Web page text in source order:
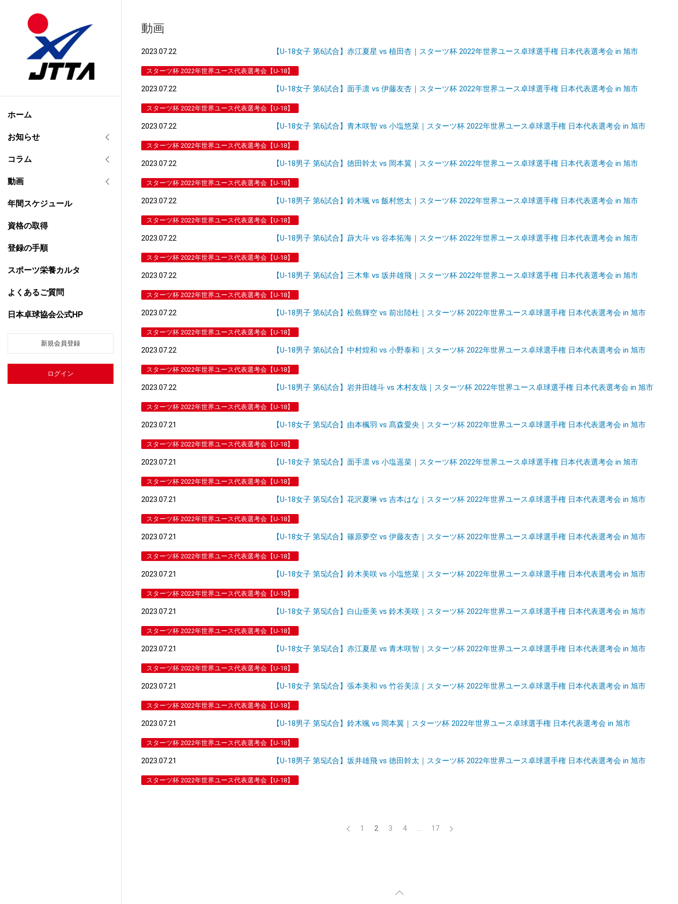
ホーム
お知らせ
コラム
動画
年間スケジュール
資格の取得
登録の手順
スポーツ栄養カルタ
よくあるご質問
日本卓球協会公式HP
新規会員登録
ログイン
動画
2023.07.22
スターツ杯 2022年世界ユース代表選考会【U-18】
【U-18女子 第6試合】赤江夏星 vs 植田杏｜スターツ杯 2022年世界ユース卓球選手権 日本代表選考会 in 旭市
2023.07.22
スターツ杯 2022年世界ユース代表選考会【U-18】
【U-18女子 第6試合】面手凛 vs 伊藤友杏｜スターツ杯 2022年世界ユース卓球選手権 日本代表選考会 in 旭市
2023.07.22
スターツ杯 2022年世界ユース代表選考会【U-18】
【U-18女子 第6試合】青木咲智 vs 小塩悠菜｜スターツ杯 2022年世界ユース卓球選手権 日本代表選考会 in 旭市
2023.07.22
スターツ杯 2022年世界ユース代表選考会【U-18】
【U-18男子 第6試合】徳田幹太 vs 岡本翼｜スターツ杯 2022年世界ユース卓球選手権 日本代表選考会 in 旭市
2023.07.22
スターツ杯 2022年世界ユース代表選考会【U-18】
【U-18男子 第6試合】鈴木颯 vs 飯村悠太｜スターツ杯 2022年世界ユース卓球選手権 日本代表選考会 in 旭市
2023.07.22
スターツ杯 2022年世界ユース代表選考会【U-18】
【U-18男子 第6試合】薜大斗 vs 谷本拓海｜スターツ杯 2022年世界ユース卓球選手権 日本代表選考会 in 旭市
2023.07.22
スターツ杯 2022年世界ユース代表選考会【U-18】
【U-18男子 第6試合】三木隼 vs 坂井雄飛｜スターツ杯 2022年世界ユース卓球選手権 日本代表選考会 in 旭市
2023.07.22
スターツ杯 2022年世界ユース代表選考会【U-18】
【U-18男子 第6試合】松島輝空 vs 前出陸杜｜スターツ杯 2022年世界ユース卓球選手権 日本代表選考会 in 旭市
2023.07.22
スターツ杯 2022年世界ユース代表選考会【U-18】
【U-18男子 第6試合】中村煌和 vs 小野泰和｜スターツ杯 2022年世界ユース卓球選手権 日本代表選考会 in 旭市
2023.07.22
スターツ杯 2022年世界ユース代表選考会【U-18】
【U-18男子 第6試合】岩井田雄斗 vs 木村友哉｜スターツ杯 2022年世界ユース卓球選手権 日本代表選考会 in 旭市
2023.07.21
スターツ杯 2022年世界ユース代表選考会【U-18】
【U-18女子 第5試合】由本楓羽 vs 髙森愛央｜スターツ杯 2022年世界ユース卓球選手権 日本代表選考会 in 旭市
2023.07.21
スターツ杯 2022年世界ユース代表選考会【U-18】
【U-18女子 第5試合】面手凛 vs 小塩遥菜｜スターツ杯 2022年世界ユース卓球選手権 日本代表選考会 in 旭市
2023.07.21
スターツ杯 2022年世界ユース代表選考会【U-18】
【U-18女子 第5試合】花沢夏琳 vs 吉本はな｜スターツ杯 2022年世界ユース卓球選手権 日本代表選考会 in 旭市
2023.07.21
スターツ杯 2022年世界ユース代表選考会【U-18】
【U-18女子 第5試合】篠原夢空 vs 伊藤友杏｜スターツ杯 2022年世界ユース卓球選手権 日本代表選考会 in 旭市
2023.07.21
スターツ杯 2022年世界ユース代表選考会【U-18】
【U-18女子 第5試合】鈴木美咲 vs 小塩悠菜｜スターツ杯 2022年世界ユース卓球選手権 日本代表選考会 in 旭市
2023.07.21
スターツ杯 2022年世界ユース代表選考会【U-18】
【U-18女子 第5試合】白山亜美 vs 鈴木美咲｜スターツ杯 2022年世界ユース卓球選手権 日本代表選考会 in 旭市
2023.07.21
スターツ杯 2022年世界ユース代表選考会【U-18】
【U-18女子 第5試合】赤江夏星 vs 青木咲智｜スターツ杯 2022年世界ユース卓球選手権 日本代表選考会 in 旭市
2023.07.21
スターツ杯 2022年世界ユース代表選考会【U-18】
【U-18女子 第5試合】張本美和 vs 竹谷美涼｜スターツ杯 2022年世界ユース卓球選手権 日本代表選考会 in 旭市
2023.07.21
スターツ杯 2022年世界ユース代表選考会【U-18】
【U-18男子 第5試合】鈴木颯 vs 岡本翼｜スターツ杯 2022年世界ユース卓球選手権 日本代表選考会 in 旭市
2023.07.21
スターツ杯 2022年世界ユース代表選考会【U-18】
【U-18男子 第5試合】坂井雄飛 vs 徳田幹太｜スターツ杯 2022年世界ユース卓球選手権 日本代表選考会 in 旭市
1 2 3 4 … 17